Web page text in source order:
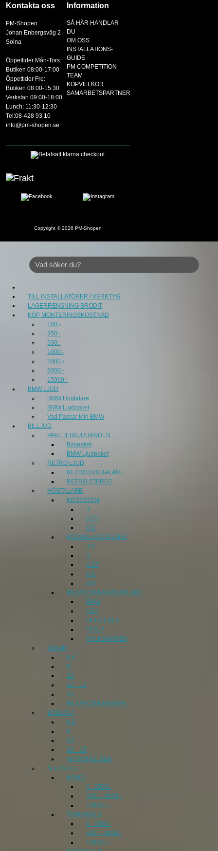
Kontakta oss
PM-Shopen
Johan Enbergsväg 2
Solna
Öppettider Mån-Tors:
Butiken 08:00-17:00
Öppettider Fre:
Butiken 08:00-15:30
Verkstan 09:00-18:00
Lunch: 11:30-12:30
Tel:08-428 93 10
info@pm-shopen.se
Information
SÅ HÄR HANDLAR
DU
OM OSS
INSTALLATIONS-
GUIDE
PM COMPETITION
TEAM
KÖPVILLKOR
SAMARBETSPARTNER
Copyright © 2026 PM-Shopen
TILL INSTALLATÖRER / VERKTYG
LAGERRENSNING BRODIT
KÖP MONTERINGSKOSTNAD
100:-
350:-
500:-
1000:-
2000:-
5000:-
15900:-
BMW LJUD
BMW Högtalare
BMW Ljudpaket
Vad Passar Min BMW
BILLJUD
PAKETERBJUDANDEN
Baspaket
BMW Ljudpaket
RETRO LJUD
RETRO HÖGTALARE
RETRO STEREO
HÖGTALARE
KITSYSTEM
4'
5,25'
6,5'
KOAXIALHÖGTALARE
3.5'
4'
5.25'
6.5'
6x9'
BILSPECIFIKA HÖGTALARE
BMW
FIAT
MERCEDES
TESLA
VOLKSWAGEN
BASAR
6.5'
8'
10'
12' - 14'
15'
BILSPECIFIKA BASAR
BASLÅDA
6,5'
8'
10'
12' - 15'
AKTIV BASLÅDA
SLUTSTEG
MONO
0 - 5000:-
5001 - 9999:-
10000:- -
TVÅKANALS
0 - 5000:-
5001 - 9999:-
10000:- -